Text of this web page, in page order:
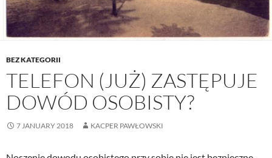
BEZ KATEGORII
TELEFON (JUŻ) ZASTĘPUJE
DOWÓD OSOBISTY?
7 JANUARY 2018 KACPER PAWŁOWSKI